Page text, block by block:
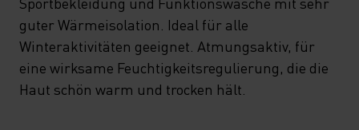
guter Wärmeisolation. Ideal für alle
Winteraktivitäten geeignet. Atmungsaktiv, für
eine wirksame Feuchtigkeitsregulierung, die die
Haut schön warm und trocken hält.